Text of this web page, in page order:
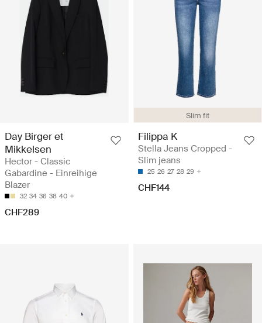
Day Birger et
Mikkelsen
Hector - Classic
Gabardine - Einreihige
Blazer
32 34 36 38 40
CHF289
Slim fit
Filippa K
Stella Jeans Cropped -
Slim jeans
25 26 27 28 29
CHF144